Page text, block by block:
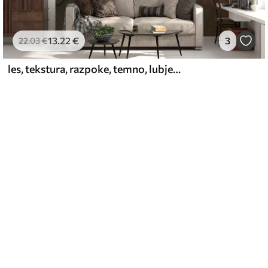
22.03€13 .22 € 3
les, tekstura, razpoke, temno, lubje, površina